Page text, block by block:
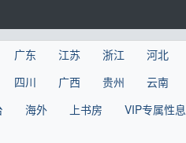
广东 江苏 浙江 河北
四川 广西 贵州 云南
海外 上书房 VIP专属性息